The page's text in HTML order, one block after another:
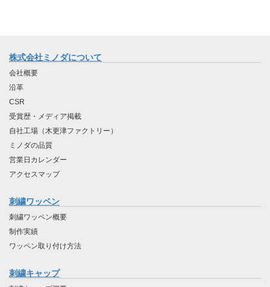
株式会社ミノダについて
会社概要
沿革
CSR
受賞歴・メディア掲載
自社工場（木更津ファクトリー）
ミノダの品質
営業日カレンダー
アクセスマップ
刺繍ワッペン
刺繍ワッペン概要
制作実績
ワッペン取り付け方法
刺繍キャップ